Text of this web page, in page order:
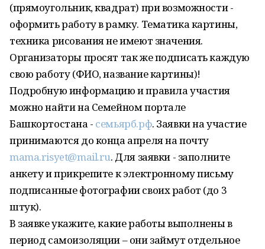
(прямоугольник, квадрат) при возможности -
оформить работу в рамку. Тематика картины,
техника рисования не имеют значения.
Организаторы просят так же подписать каждую
свою работу (ФИО, название картины)!
Подробную информацию и правила участия
можно найти на Семейном портале
Башкортостана - семьярб.рф. Заявки на участие
принимаются до конца апреля на почту
mama.risyet@mail.ru. Для заявки - заполните
анкету и прикрепите к электронному письму
подписанные фотографии своих работ (до 3
штук).
В заявке укажите, какие работы выполнены в
период самоизоляции – они займут отдельное